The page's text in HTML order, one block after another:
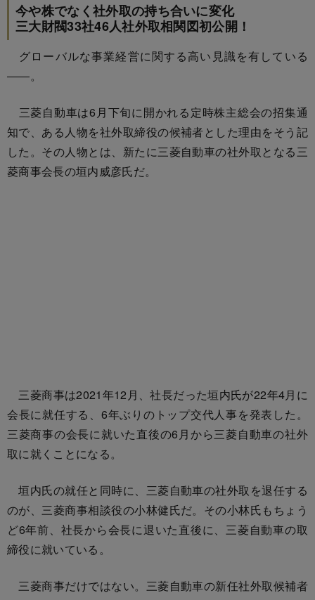
今や株でなく社外取の持ち合いに変化
三大財閥33社46人社外取相関図初公開！
グローバルな事業経営に関する高い見識を有している
――。
三菱自動車は6月下旬に開かれる定時株主総会の招集通
知で、ある人物を社外取締役の候補者とした理由をそう記
した。その人物とは、新たに三菱自動車の社外取となる三
菱商事会長の垣内威彦氏だ。
三菱商事は2021年12月、社長だった垣内氏が22年4月に
会長に就任する、6年ぶりのトップ交代人事を発表した。
三菱商事の会長に就いた直後の6月から三菱自動車の社外
取に就くことになる。
垣内氏の就任と同時に、三菱自動車の社外取を退任する
のが、三菱商事相談役の小林健氏だ。その小林氏もちょう
ど6年前、社長から会長に退いた直後に、三菱自動車の取
締役に就いている。
三菱商事だけではない。三菱自動車の新任社外取候補者